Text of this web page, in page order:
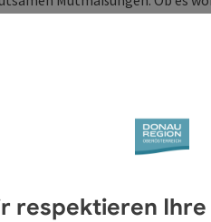
Sand prägen die
respektieren